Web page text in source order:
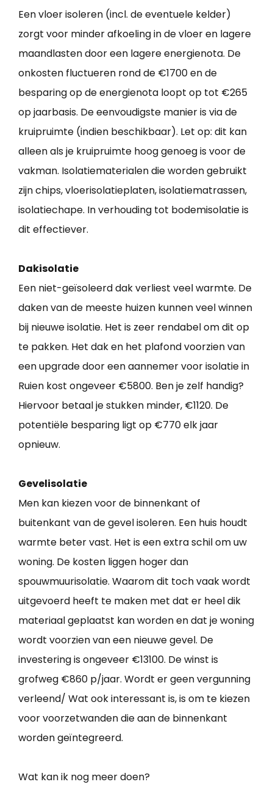
Een vloer isoleren (incl. de eventuele kelder)
zorgt voor minder afkoeling in de vloer en lagere
maandlasten door een lagere energienota. De
onkosten fluctueren rond de €1700 en de
besparing op de energienota loopt op tot €265
op jaarbasis. De eenvoudigste manier is via de
kruipruimte (indien beschikbaar). Let op: dit kan
alleen als je kruipruimte hoog genoeg is voor de
vakman. Isolatiematerialen die worden gebruikt
zijn chips, vloerisolatieplaten, isolatiematrassen,
isolatiechape. In verhouding tot bodemisolatie is
dit effectiever.
Dakisolatie
Een niet-geïsoleerd dak verliest veel warmte. De
daken van de meeste huizen kunnen veel winnen
bij nieuwe isolatie. Het is zeer rendabel om dit op
te pakken. Het dak en het plafond voorzien van
een upgrade door een aannemer voor isolatie in
Ruien kost ongeveer €5800. Ben je zelf handig?
Hiervoor betaal je stukken minder, €1120. De
potentiële besparing ligt op €770 elk jaar
opnieuw.
Gevelisolatie
Men kan kiezen voor de binnenkant of
buitenkant van de gevel isoleren. Een huis houdt
warmte beter vast. Het is een extra schil om uw
woning. De kosten liggen hoger dan
spouwmuurisolatie. Waarom dit toch vaak wordt
uitgevoerd heeft te maken met dat er heel dik
materiaal geplaatst kan worden en dat je woning
wordt voorzien van een nieuwe gevel. De
investering is ongeveer €13100. De winst is
grofweg €860 p/jaar. Wordt er geen vergunning
verleend/ Wat ook interessant is, is om te kiezen
voor voorzetwanden die aan de binnenkant
worden geïntegreerd.
Wat kan ik nog meer doen?